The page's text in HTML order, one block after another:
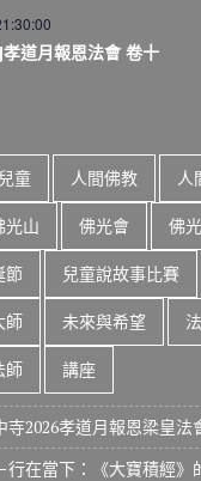
道月報恩法會 卷十
童 人間佛教 人
光山 佛光會 佛
節 兒童說故事比賽
師 未來與希望
師 講座
2026孝道月報恩梁皇法
行在當下：《大寶積經》